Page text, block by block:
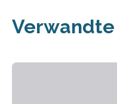
Verwandte